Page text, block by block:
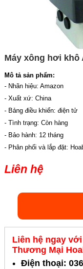
Máy xông hơi khô
Mô tả sản phẩm:
- Nhãn hiệu: Amazon
- Xuất xứ: China
- Bảng điều khiển: điện tử
- Tình trạng: Còn hàng
- Bảo hành: 12 tháng
- Phân phối và lắp đặt:
Liên hệ
Liên hệ ngay
Thương Mại
Điện thoại: